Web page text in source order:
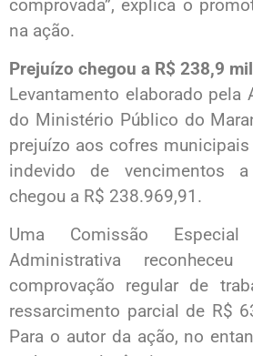
comprovada”, explica o
na ação.
Prejuízo chegou a R$ 238,9 mil
Levantamento elaborado pela
do Ministério Público do
prejuízo aos cofres
indevido de vencimentos
chegou a R$ 238.969,91.
Uma Comissão
Administrativa
comprovação regular de
ressarcimento parcial de R$
Para o autor da ação, no